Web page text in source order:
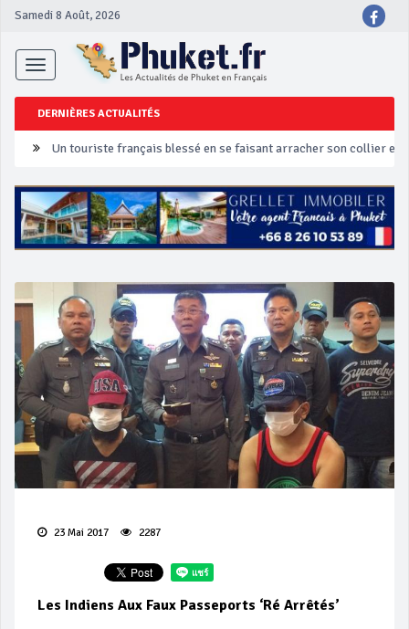
Samedi 8 Août, 2026
Toggle
navigation
DERNIÈRES ACTUALITÉS
Un touriste français blessé en se faisant arracher son collier en
Phuket Peranakan Festival
‘Phuket Eye’ assurera la sécurité pendant Songkran
Campagne de sécurité routière ‘Seven Days of Danger’ de
23 Mai 2017 2287
Les Indiens Aux Faux Passeports ‘ré Arrêtés’